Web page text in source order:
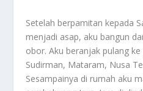
Setelah berpamitan kepada
menjadi asap, aku bangun
obor. Aku beranjak pulang ke
Sudirman, Mataram, Nusa
Sesampainya di rumah aku